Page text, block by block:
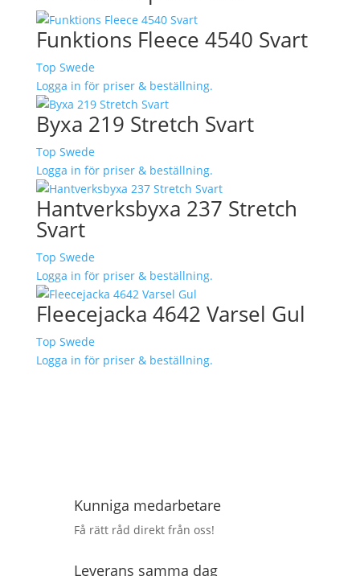
Funktions Fleece 4540 Svart
Top Swede
Logga in för priser & beställning.
Byxa 219 Stretch Svart
Top Swede
Logga in för priser & beställning.
Hantverksbyxa 237 Stretch
Svart
Top Swede
Logga in för priser & beställning.
Fleecejacka 4642 Varsel Gul
Top Swede
Logga in för priser & beställning.
Kunniga medarbetare
Få rätt råd direkt från oss!
Leverans samma dag